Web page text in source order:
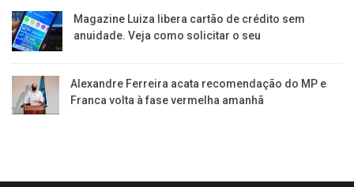
Magazine Luiza libera cartão de crédito sem
anuidade. Veja como solicitar o seu
Alexandre Ferreira acata recomendação do MP e
Franca volta à fase vermelha amanhã